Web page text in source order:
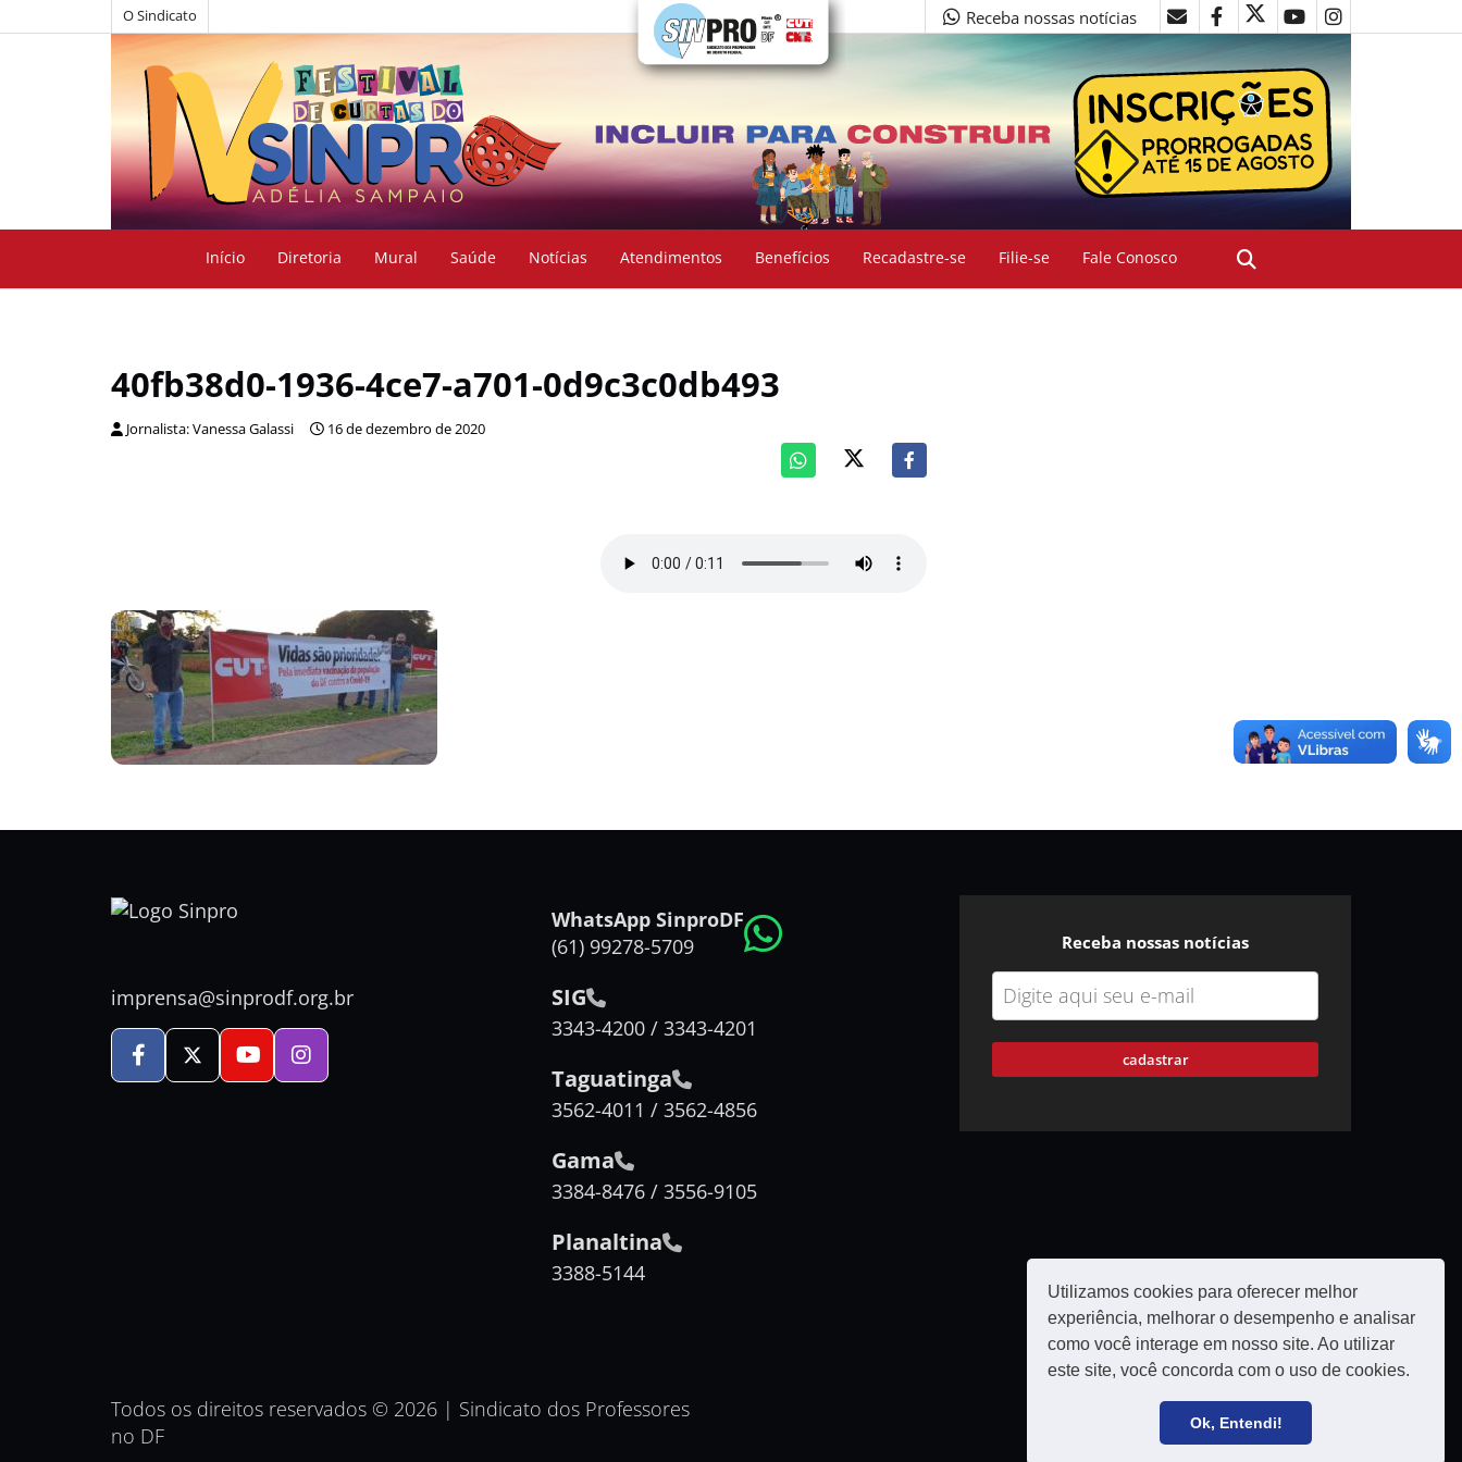
Utilizamos cookies para oferecer melhor
experiência, melhorar o desempenho e analisar
como você interage em nosso site. Ao utilizar
este site, você concorda com o uso de cookies.
Ok, Entendi!
O Sindicato Receba nossas notícias
Início Diretoria Mural Saúde Notícias Atendimentos Benefícios Recadastre-se Filie-se Fale Conosco
40fb38d0-1936-4ce7-a701-0d9c3c0db493
Jornalista: Vanessa Galassi 16 de dezembro de 2020
imprensa@sinprodf.org.br
WhatsApp SinproDF
(61) 99278-5709
SIG
3343-4200 / 3343-4201
Taguatinga
3562-4011 / 3562-4856
Gama
3384-8476 / 3556-9105
Planaltina
3388-5144
Receba nossas notícias
cadastrar
Política de privacidade Filie-se
Todos os direitos reservados © 2026 | Sindicato dos Professores
no DF